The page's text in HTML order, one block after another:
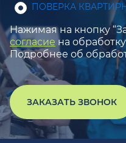
ПОВЕРКА
Нажимая на кнопку
согласие на
Подробнее об
ЗАКАЗАТЬ ЗВОНОК